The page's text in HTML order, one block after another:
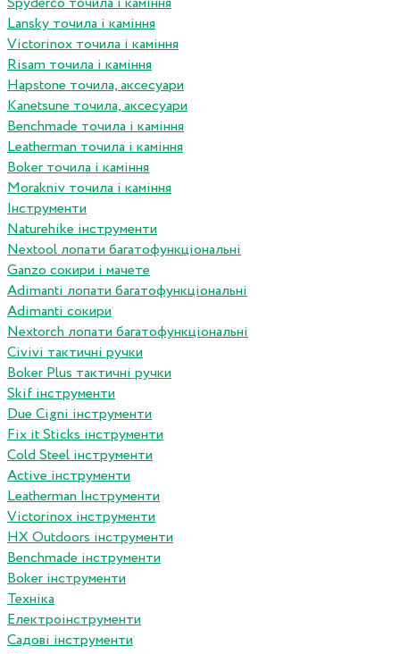
Lansky точила і каміння
Victorinox точила і каміння
Risam точила і каміння
Hapstone точила, аксесуари
Kanetsune точила, аксесуари
Benchmade точила і каміння
Leatherman точила і каміння
Boker точила і каміння
Morakniv точила і каміння
Інструменти
Naturehike інструменти
Nextool лопати багатофункціональні
Ganzo сокири і мачете
Adimanti лопати багатофункціональні
Adimanti сокири
Nextorch лопати багатофункціональні
Сivivi тактичні ручки
Boker Plus тактичні ручки
Skif інструменти
Due Cigni інструменти
Fix it Sticks інструменти
Сold Steel інструменти
Active інструменти
Leatherman Інструменти
Victorinox інструменти
HX Outdoors інструменти
Benchmade інструменти
Boker інструменти
Техніка
Електроінструменти
Садові інструменти